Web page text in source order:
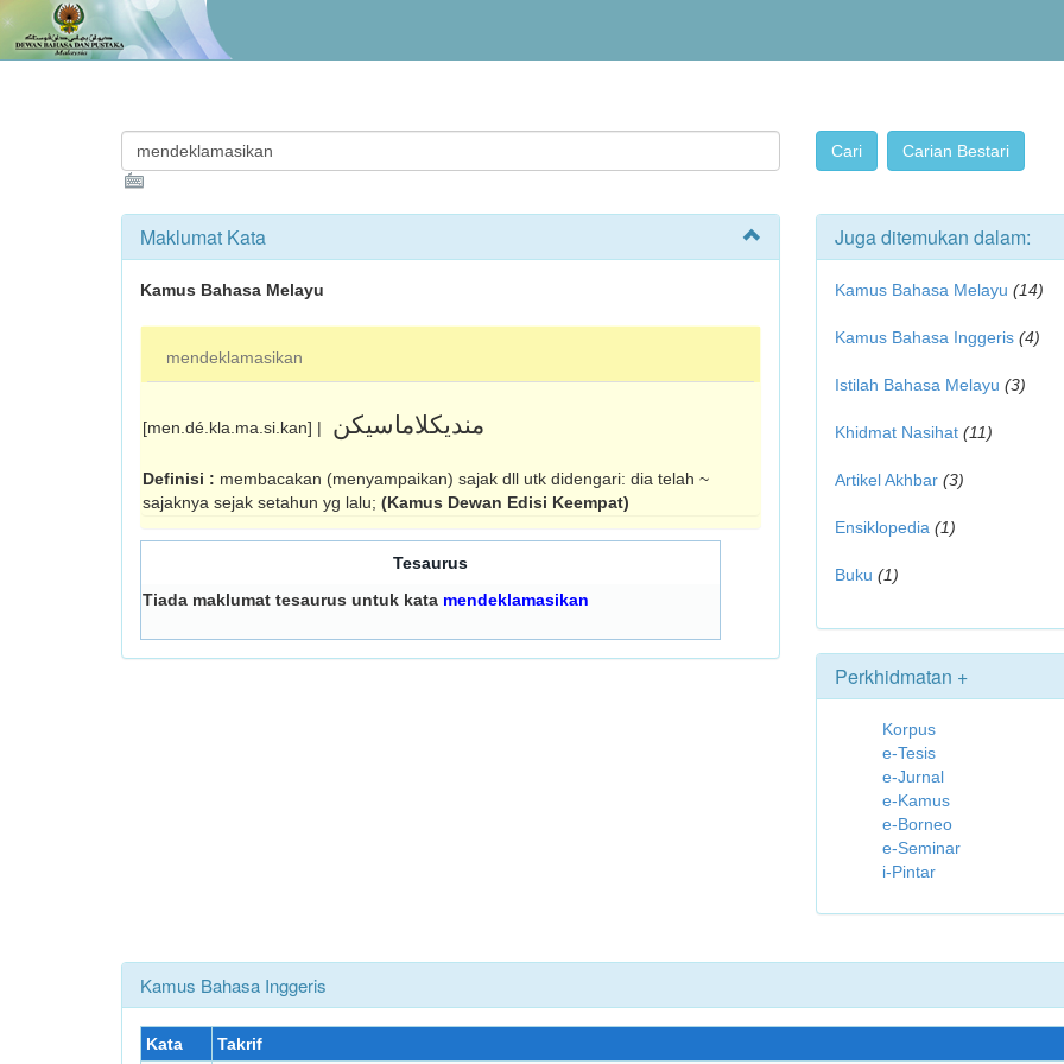
Maklumat Kata
Kamus Bahasa Melayu
mendeklamasikan
[men.dé.kla.ma.si.kan] | منديکلاماسيکن
Definisi : membacakan (me­nyam­­­­­­­­paikan) sajak dll utk didengari: dia telah ~
sajaknya sejak setahun yg lalu; (Kamus Dewan Edisi Keempat)
Tesaurus
Tiada maklumat tesaurus untuk kata mendeklamasikan
Juga ditemukan dalam:
Kamus Bahasa Melayu (14)
Kamus Bahasa Inggeris (4)
Istilah Bahasa Melayu (3)
Khidmat Nasihat (11)
Artikel Akhbar (3)
Ensiklopedia (1)
Buku (1)
Perkhidmatan +
Korpus
e-Tesis
e-Jurnal
e-Kamus
e-Borneo
e-Seminar
i-Pintar
Kamus Bahasa Inggeris
Kata Takrif